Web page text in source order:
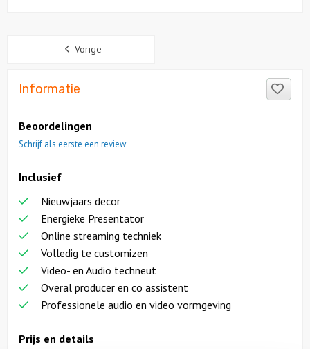
Vorige
Informatie
Beoordelingen
Schrijf als eerste een review
Prijs en details
Inclusief
Nieuwjaars decor
Energieke Presentator
Online streaming techniek
Volledig te customizen
Video- en Audio techneut
Overal producer en co assistent
Professionele audio en video vormgeving